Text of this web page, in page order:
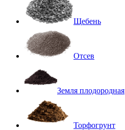
Щебень
Отсев
Земля плодородная
Торфогрунт